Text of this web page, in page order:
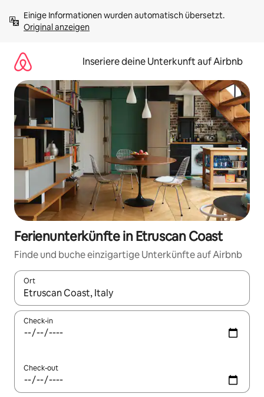
Inhalten
springenOriginal anzeigen
Inseriere deine Unterkunft auf Airbnb
Ferienunterkünfte in Etruscan Coast
Finde und buche einzigartige Unterkünfte auf Airbnb
Ort
Wenn Ergebnisse verfügbar sind, navigiere mit den
Check-in
Check-out